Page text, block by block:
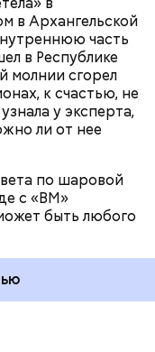
в Архангельской
часть
в Республике
молнии сгорел
к счастью, не
у эксперта,
ли от нее
по шаровой
с «ВМ»
быть любого
о масштабах
не случалось.